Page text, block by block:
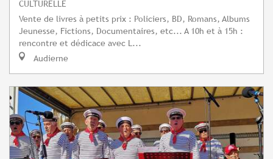
CULTURELLE
Vente de livres à petits prix : Policiers, BD, Romans, Albums
Jeunesse, Fictions, Documentaires, etc... A 10h et à 15h :
rencontre et dédicace avec L...
Audierne